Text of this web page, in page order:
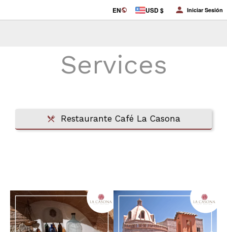
EN USD $ Iniciar Sesión
Services
Restaurante Café La Casona